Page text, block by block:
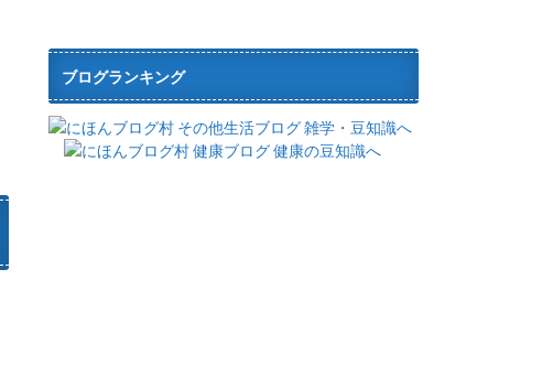
ブログランキング